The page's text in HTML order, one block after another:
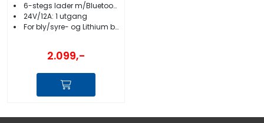
6-stegs lader m/Bluetooth
24V/12A: 1 utgang
For bly/syre- og Lithium batterier
2.099,-